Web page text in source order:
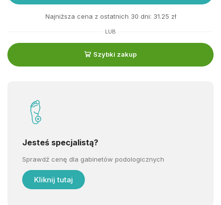
Najniższa cena z ostatnich 30 dni: 31.25 zł
LUB
Szybki zakup
Jesteś specjalistą?
Sprawdź cenę dla gabinetów podologicznych
Kliknij tutaj